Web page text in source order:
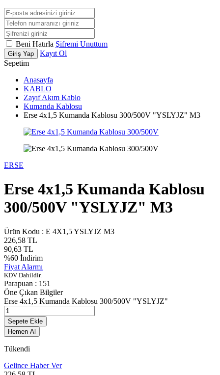
Beni Hatırla Şifremi Unuttum
Giriş Yap
Kayıt Ol
Sepetim
Anasayfa
KABLO
Zayıf Akım Kablo
Kumanda Kablosu
Erse 4x1,5 Kumanda Kablosu 300/500V "YSLYJZ" M3
ERSE
Erse 4x1,5 Kumanda Kablosu
300/500V "YSLYJZ" M3
Ürün Kodu : E 4X1,5 YSLYJZ M3
226,58 TL
90,63 TL
%60 İndirim
Fiyat Alarmı
KDV Dahildir.
Parapuan : 151
Öne Çıkan Bilgiler
Erse 4x1,5 Kumanda Kablosu 300/500V "YSLYJZ"
Sepete Ekle
Hemen Al
Tükendi
Gelince Haber Ver